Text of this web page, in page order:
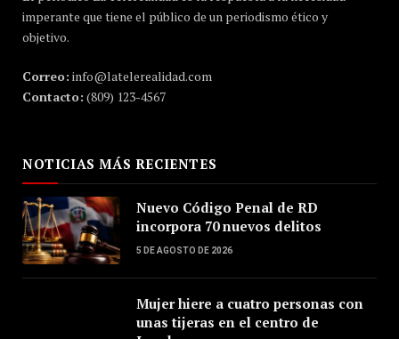
imperante que tiene el público de un periodismo ético y
objetivo.
Correo: info@latelerealidad.com
Contacto: (809) 123-4567
NOTICIAS MÁS RECIENTES
Nuevo Código Penal de RD
incorpora 70 nuevos delitos
5 DE AGOSTO DE 2026
Mujer hiere a cuatro personas con
unas tijeras en el centro de